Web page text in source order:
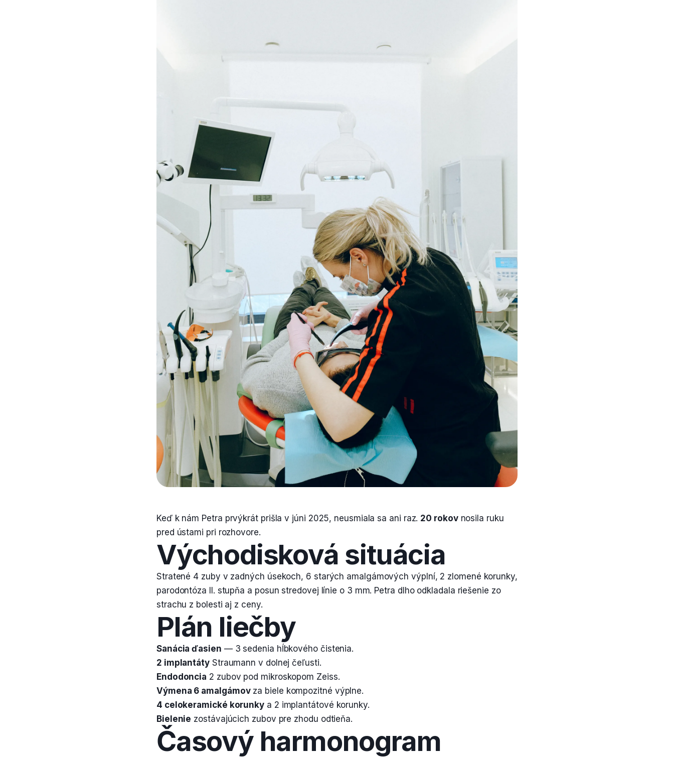
Keď k nám Petra prvýkrát prišla v júni 2025, neusmiala sa ani raz. 20 rokovnosila ruku
pred ústami pri rozhovore.
Východisková situácia
Stratené 4 zuby v zadných úsekoch, 6 starých amalgámových výplní, 2 zlomené korunky,
parodontóza II. stupňa a posun stredovej línie o 3 mm. Petra dlho odkladala riešenie zo
strachu z bolesti aj z ceny.
Plán liečby
Sanácia ďasien — 3 sedenia hĺbkového čistenia.
2 implantátyStraumann v dolnej čeľusti.
Endodoncia 2 zubov pod mikroskopom Zeiss.
Výmena 6 amalgámovza biele kompozitné výplne.
4 celokeramické korunky a 2 implantátové korunky.
Bielenie zostávajúcich zubov pre zhodu odtieňa.
Časový harmonogram